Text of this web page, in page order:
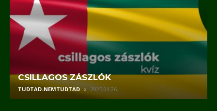
CSILLAGOS ZÁSZLÓK
TUDTAD-NEMTUDTAD 2025.04.26.